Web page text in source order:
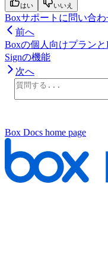
はい いいえ
Boxサポートに問い合わ
前へ
Boxの個人向けプランと
Signの機能
次へ
Box Docs home page